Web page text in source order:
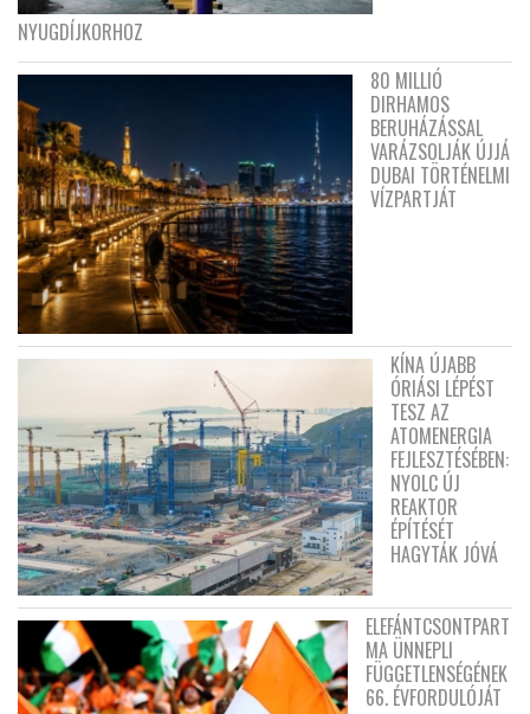
NYUGDÍJKORHOZ
80 MILLIÓ
DIRHAMOS
BERUHÁZÁSSAL
VARÁZSOLJÁK ÚJJÁ
DUBAI TÖRTÉNELMI
VÍZPARTJÁT
KÍNA ÚJABB
ÓRIÁSI LÉPÉST
TESZ AZ
ATOMENERGIA
FEJLESZTÉSÉBEN:
NYOLC ÚJ
REAKTOR
ÉPÍTÉSÉT
HAGYTÁK JÓVÁ
ELEFÁNTCSONTPART
MA ÜNNEPLI
FÜGGETLENSÉGÉNEK
66. ÉVFORDULÓJÁT